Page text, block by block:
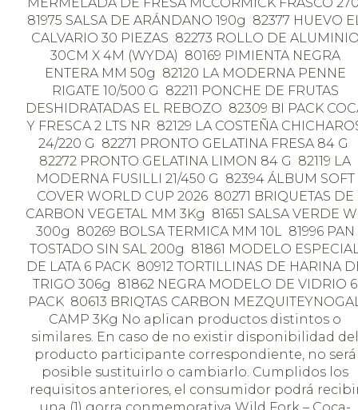
81975 SALSA DE ARÁNDANO 190g 82377 HUEVO
CALVARIO 30 PIEZAS 82273 ROLLO DE
30CM X 4M (WYDA) 80169 PIMIENTA NEGRA
ENTERA MM 50g 82120 LA MODERNA PENNE
RIGATE 10/500 G 82211 PONCHE DE FRUTAS
DESHIDRATADAS EL REBOZO 82309 BI PACK
Y FRESCA 2 LTS NR 82129 LA COSTEÑA
24/220 G 82271 PRONTO GELATINA FRESA 84 G
82272 PRONTO GELATINA LIMON 84 G 82119 LA
MODERNA FUSILLI 21/450 G 82394 ÁLBUM SOFT
COVER WORLD CUP 2026 80271 BRIQUETAS DE
CARBON VEGETAL MM 3Kg 81651 SALSA VERDE
300g 80269 BOLSA TERMICA MM 10L 81996 PAN
TOSTADO SIN SAL 200g 81861 MODELO
DE LATA 6 PACK 80912 TORTILLINAS DE HARINA
TRIGO 306g 81862 NEGRA MODELO DE VIDRIO 6
PACK 80613 BRIQTAS CARBON
CAMP 3Kg No aplican productos distintos o
similares. En caso de no existir disponibilidad del
producto participante correspondiente, no será
posible sustituirlo o cambiarlo. Cumplidos los
requisitos anteriores, el consumidor podrá